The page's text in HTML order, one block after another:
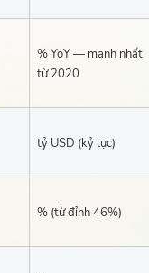
% YoY — mạnh nhất
từ 2020
tỷ USD (kỷ lục)
% (từ đỉnh 46%)